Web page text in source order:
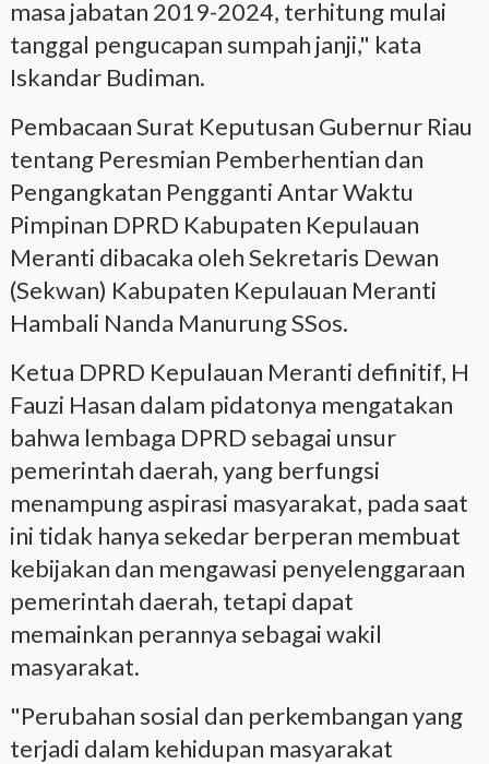
masa jabatan 2019-2024, terhitung mulai
tanggal pengucapan sumpah janji," kata
Iskandar Budiman.
Pembacaan Surat Keputusan Gubernur Riau
tentang Peresmian Pemberhentian dan
Pengangkatan Pengganti Antar Waktu
Pimpinan DPRD Kabupaten Kepulauan
Meranti dibacaka oleh Sekretaris Dewan
(Sekwan) Kabupaten Kepulauan Meranti
Hambali Nanda Manurung SSos.
Ketua DPRD Kepulauan Meranti definitif, H
Fauzi Hasan dalam pidatonya mengatakan
bahwa lembaga DPRD sebagai unsur
pemerintah daerah, yang berfungsi
menampung aspirasi masyarakat, pada saat
ini tidak hanya sekedar berperan membuat
kebijakan dan mengawasi penyelenggaraan
pemerintah daerah, tetapi dapat
memainkan perannya sebagai wakil
masyarakat.
"Perubahan sosial dan perkembangan yang
terjadi dalam kehidupan masyarakat